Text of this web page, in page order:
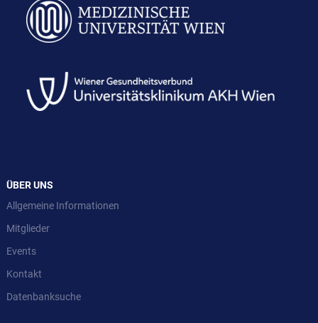
ÜBER UNS
Allgemeine Informationen
Mitglieder
Events
Kontakt
Datenbanksuche